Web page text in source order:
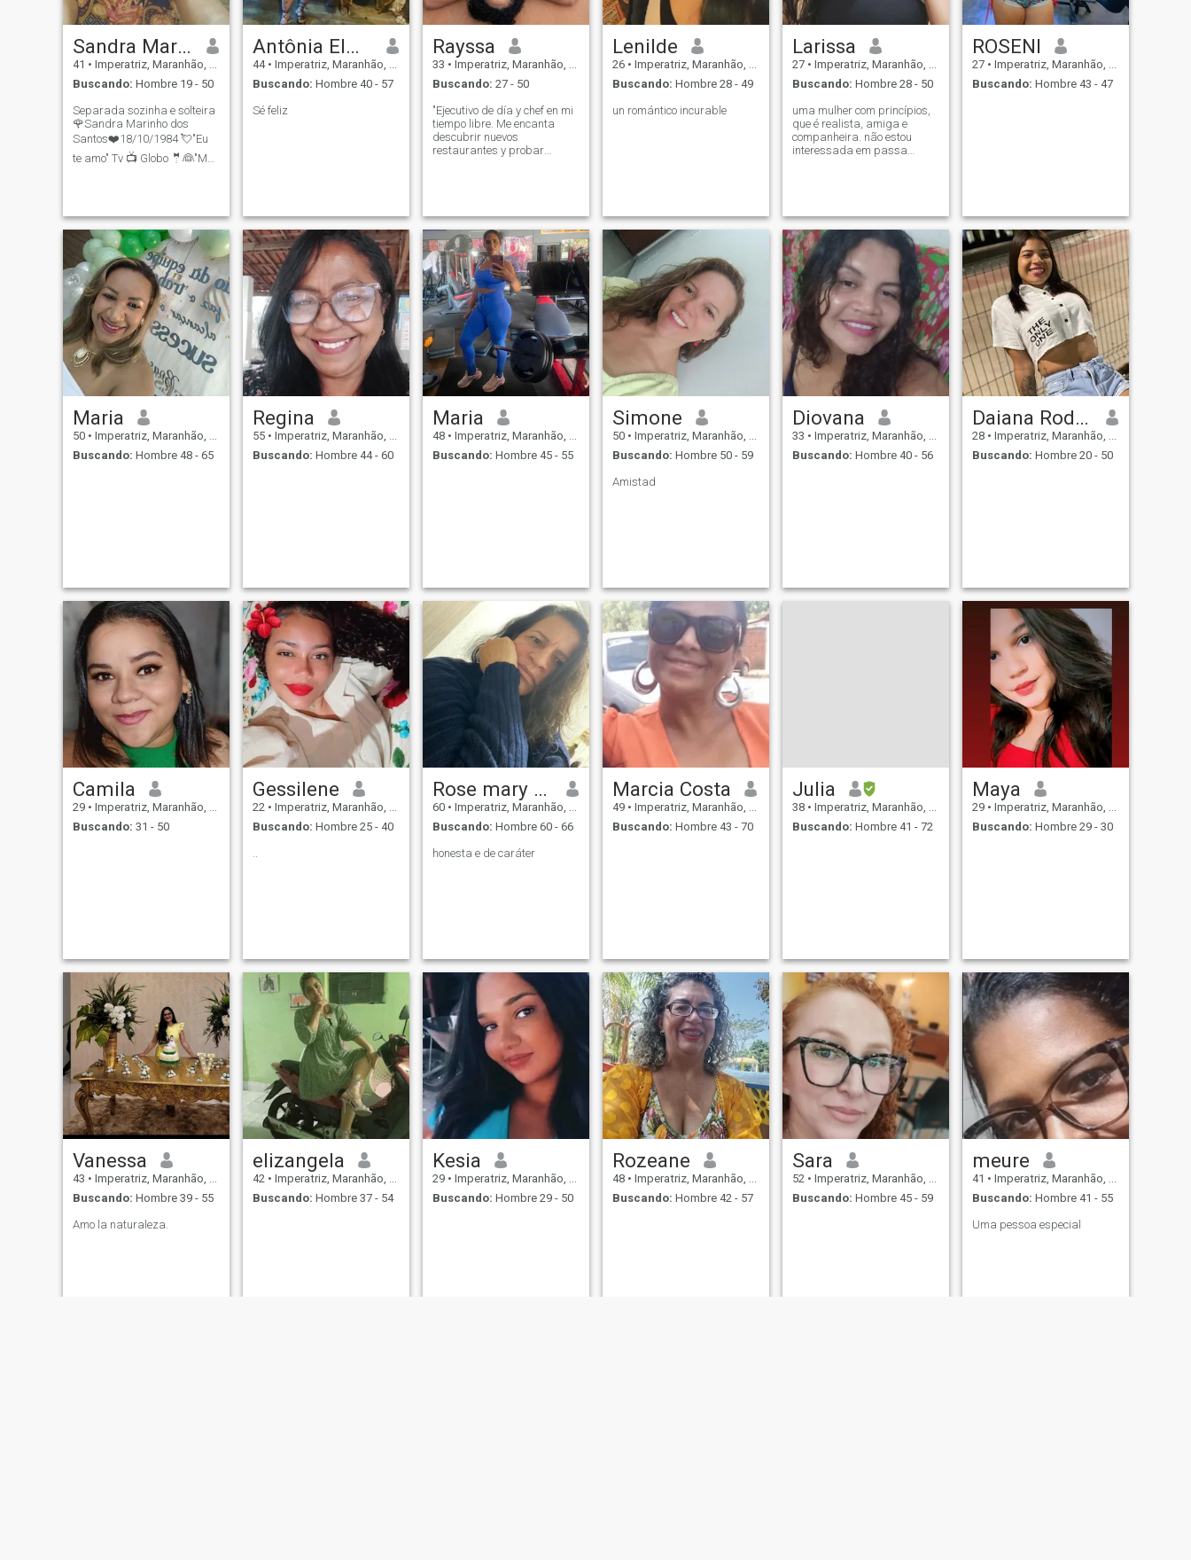
Sandra Marinho dos Santos
41 • Imperatriz, Maranhão, Brasil
Buscando: Hombre 19 - 50
Separada sozinha e solteira
🌹Sandra Marinho dos
Santos❤️18/10/1984 💘"Eu
te amo" Tv 📺 Globo 🤵👰"Meu
Assentamento Sede Batalha
que fica perto de Sítio Novo
Maranhão Brasil 🇧🇷
Sandra Marin
Antônia Elma
44 • Imperatriz, Maranhão, Brasil
Buscando: Hombre 40 - 57
Sé feliz
Rayssa
33 • Imperatriz, Maranhão, Brasil
Buscando: 27 - 50
"Ejecutivo de día y chef en mi
tiempo libre. Me encanta
descubrir nuevos
restaurantes y probar
Lenilde
26 • Imperatriz, Maranhão, Brasil
Buscando: Hombre 28 - 49
un romántico incurable
Larissa
27 • Imperatriz, Maranhão, Brasil
Buscando: Hombre 28 - 50
uma mulher com princípios,
que é realista, amiga e
companheira. não estou
interessada em passa
ROSENI
27 • Imperatriz, Maranhão, Brasil
Buscando: Hombre 43 - 47
Maria
50 • Imperatriz, Maranhão, Brasil
Buscando: Hombre 48 - 65
Regina
55 • Imperatriz, Maranhão, Brasil
Buscando: Hombre 44 - 60
Maria
48 • Imperatriz, Maranhão, Brasil
Buscando: Hombre 45 - 55
Simone
50 • Imperatriz, Maranhão, Brasil
Buscando: Hombre 50 - 59
Amistad
Diovana
33 • Imperatriz, Maranhão, Brasil
Buscando: Hombre 40 - 56
Daiana Rodrigues
28 • Imperatriz, Maranhão, Brasil
Buscando: Hombre 20 - 50
Camila
29 • Imperatriz, Maranhão, Brasil
Buscando: 31 - 50
Gessilene
22 • Imperatriz, Maranhão, Brasil
Buscando: Hombre 25 - 40
..
Rose mary Vaz
60 • Imperatriz, Maranhão, Brasil
Buscando: Hombre 60 - 66
honesta e de caráter
Marcia Costa
49 • Imperatriz, Maranhão, Brasil
Buscando: Hombre 43 - 70
Julia
38 • Imperatriz, Maranhão, Brasil
Buscando: Hombre 41 - 72
Maya
29 • Imperatriz, Maranhão, Brasil
Buscando: Hombre 29 - 30
Vanessa
43 • Imperatriz, Maranhão, Brasil
Buscando: Hombre 39 - 55
Amo la naturaleza.
elizangela
42 • Imperatriz, Maranhão, Brasil
Buscando: Hombre 37 - 54
Kesia
29 • Imperatriz, Maranhão, Brasil
Buscando: Hombre 29 - 50
Rozeane
48 • Imperatriz, Maranhão, Brasil
Buscando: Hombre 42 - 57
Sara
52 • Imperatriz, Maranhão, Brasil
Buscando: Hombre 45 - 59
meure
41 • Imperatriz, Maranhão, Brasil
Buscando: Hombre 41 - 55
Uma pessoa especial